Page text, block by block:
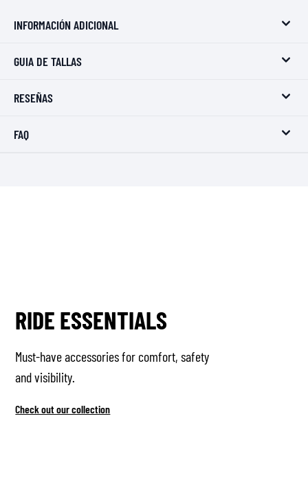
INFORMACIÓN ADICIONAL
GUIA DE TALLAS
RESEÑAS
FAQ
RIDE ESSENTIALS
Must-have accessories for comfort, safety
and visibility.
Check out our collection